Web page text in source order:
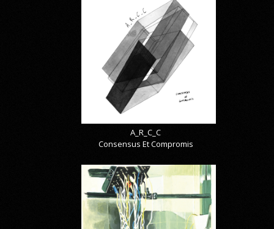
A_R_C_C
Consensus Et Compromis